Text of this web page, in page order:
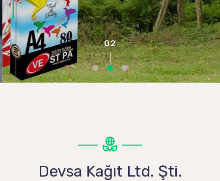
Devsa Kağıt Ltd. Şti.